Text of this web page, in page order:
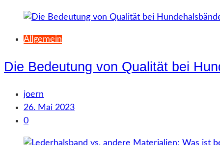
Allgemein
Die Bedeutung von Qualität bei
joern
26. Mai 2023
0